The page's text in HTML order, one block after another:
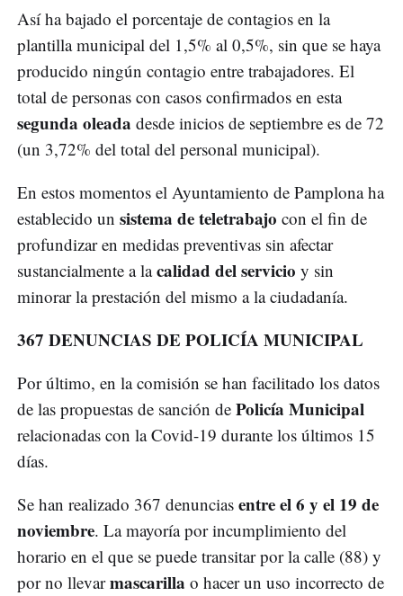
Así ha bajado el porcentaje de contagios en la
plantilla municipal del 1,5% al 0,5%, sin que se haya
producido ningún contagio entre trabajadores. El
total de personas con casos confirmados en esta
segunda oleada desde inicios de septiembre es de 72
(un 3,72% del total del personal municipal).
En estos momentos el Ayuntamiento de Pamplona ha
establecido un sistema de teletrabajo con el fin de
profundizar en medidas preventivas sin afectar
sustancialmente a lacalidad del servicio y sin
minorar la prestación del mismo a la ciudadanía.
367 DENUNCIAS DE POLICÍA MUNICIPAL
Por último, en la comisión se han facilitado los datos
de las propuestas de sanción de Policía Municipal
relacionadas con la Covid-19 durante los últimos 15
días.
Se han realizado 367 denuncias entre el 6 y el 19 de
noviembre. La mayoría por incumplimiento del
horario en el que se puede transitar por la calle (88) y
por no llevarmascarilla o hacer un uso incorrecto de